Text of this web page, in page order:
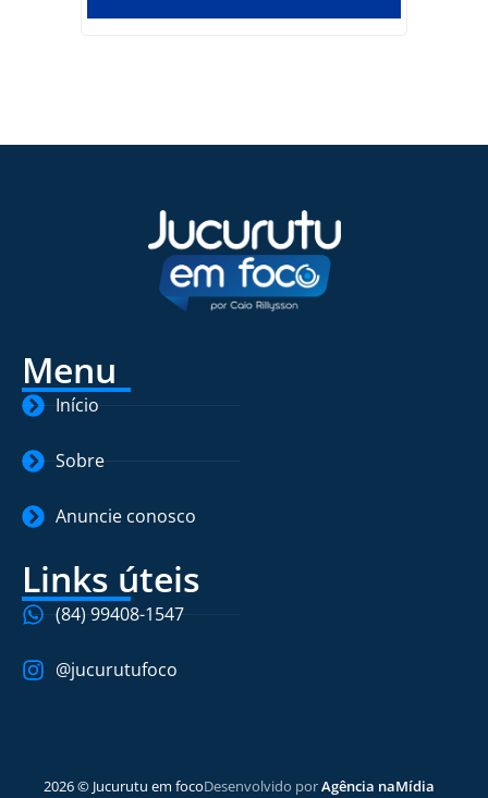
Menu
Início
Sobre
Anuncie conosco
Links úteis
(84) 99408-1547
@jucurutufoco
2026 © Jucurutu em focoDesenvolvido porAgência naMídia